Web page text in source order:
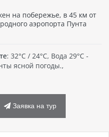
на побережье, в 45 км от
аэропорта Пунта
: 32°C / 24°C, Вода 29°C -
ясной погоды.,
Заявка на тур